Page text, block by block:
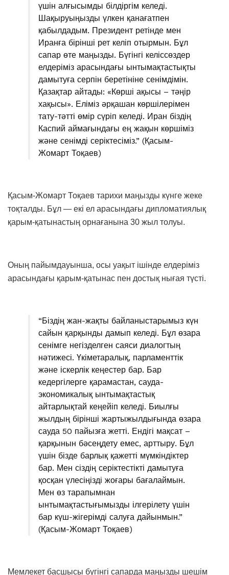
үшін алғысымды білдіргім келеді.
Шақыруыңызды үлкен қанағатпен
қабылдадым. Президент ретінде мен
Иранға бірінші рет келіп отырмын. Бұл
сапар өте маңызды. Бүгінгі келіссөздер
елдеріміз арасындағы ынтымақтастықты
дамытуға серпін беретініне сенімдімін.
Қазақтар айтады: «Көрші ақысы – тәңір
хақысы». Еліміз әрқашан көршілерімен
тату-тәтті өмір сүріп келеді. Иран біздің
Каспий аймағындағы ең жақын көршіміз
және сенімді серіктесіміз.” (Қасым-
Жомарт Тоқаев)
Қасым-Жомарт Тоқаев тарихи маңызды күнге жеке
тоқталды. Бұл — екі ел арасындағы дипломатиялық
қарым-қатынастың орнағанына 30 жыл толуы.
Оның пайымдауынша, осы уақыт ішінде елдеріміз
арасындағы қарым-қатынас пен достық нығая түсті.
“Біздің жан-жақты байланыстарымыз күн
сайын қарқынды дамып келеді. Бұл өзара
сенімге негізделген саяси диалогтың
нәтижесі. Үкіметаралық, парламенттік
және іскерлік кеңестер бар. Бар
кедергілерге қарамастан, сауда-
экономикалық ынтымақтастық
айтарлықтай кеңейіп келеді. Биылғы
жылдың бірінші жартыжылдығында өзара
сауда 50 пайызға жетті. Ендігі мақсат –
қарқынын бәсеңдету емес, арттыру. Бұл
үшін бізде барлық қажетті мүмкіндіктер
бар. Мен сіздің серіктестікті дамытуға
қосқан үлесіңізді жоғары бағалаймын.
Мен өз тарапымнан
ынтымақтастығымызды ілгерілету үшін
бар күш-жігерімді салуға дайынмын.”
(Қасым-Жомарт Тоқаев)
Мемлекет басшысы бүгінгі сапарда маңызды шешім